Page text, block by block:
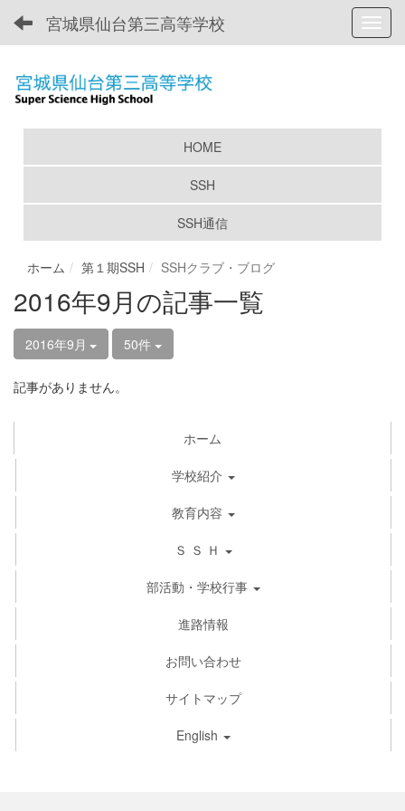
宮城県仙台第三高等学校
HOME
SSH
SSH通信
ホーム 第１期SSH SSHクラブ・ブログ
2016年9月の記事一覧
2016年9月 50件
記事がありません。
ホーム
学校紹介
教育内容
Ｓ Ｓ Ｈ
部活動・学校行事
進路情報
お問い合わせ
サイトマップ
English